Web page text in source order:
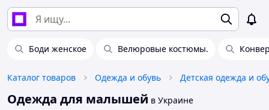
Боди женское Велюровые костюмы.
Каталог товаров Одежда и обувь Детская одежда и
Одежда для малышей в Украине